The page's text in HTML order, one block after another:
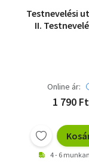
Testnevelési
II.
Online ár:
1 790 Ft
4 - 6